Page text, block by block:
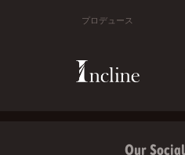
プロデュース
Our